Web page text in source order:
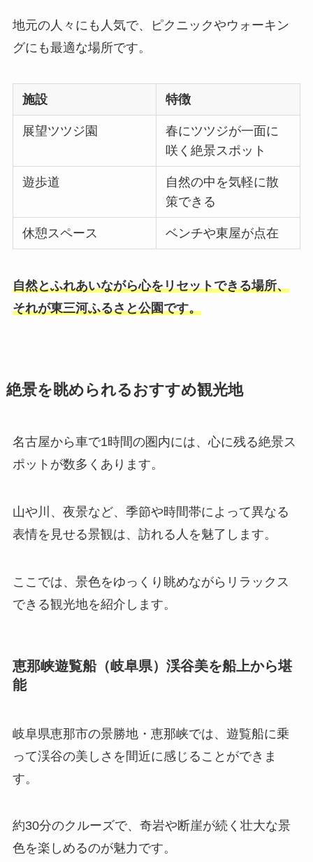
地元の人々にも人気で、ピクニックやウォーキン
グにも最適な場所です。
施設 特徴
展望ツツジ園
春にツツジが一面に
咲く絶景スポット
遊歩道
自然の中を気軽に散
策できる
休憩スペース ベンチや東屋が点在
自然とふれあいながら心をリセットできる場所、
それが東三河ふるさと公園です。
絶景を眺められるおすすめ観光地
名古屋から車で1時間の圏内には、心に残る絶景ス
ポットが数多くあります。
山や川、夜景など、季節や時間帯によって異なる
表情を見せる景観は、訪れる人を魅了します。
ここでは、景色をゆっくり眺めながらリラックス
できる観光地を紹介します。
恵那峡遊覧船（岐阜県）渓谷美を船上から堪
能
岐阜県恵那市の景勝地・恵那峡では、遊覧船に乗
って渓谷の美しさを間近に感じることができま
す。
約30分のクルーズで、奇岩や断崖が続く壮大な景
色を楽しめるのが魅力です。